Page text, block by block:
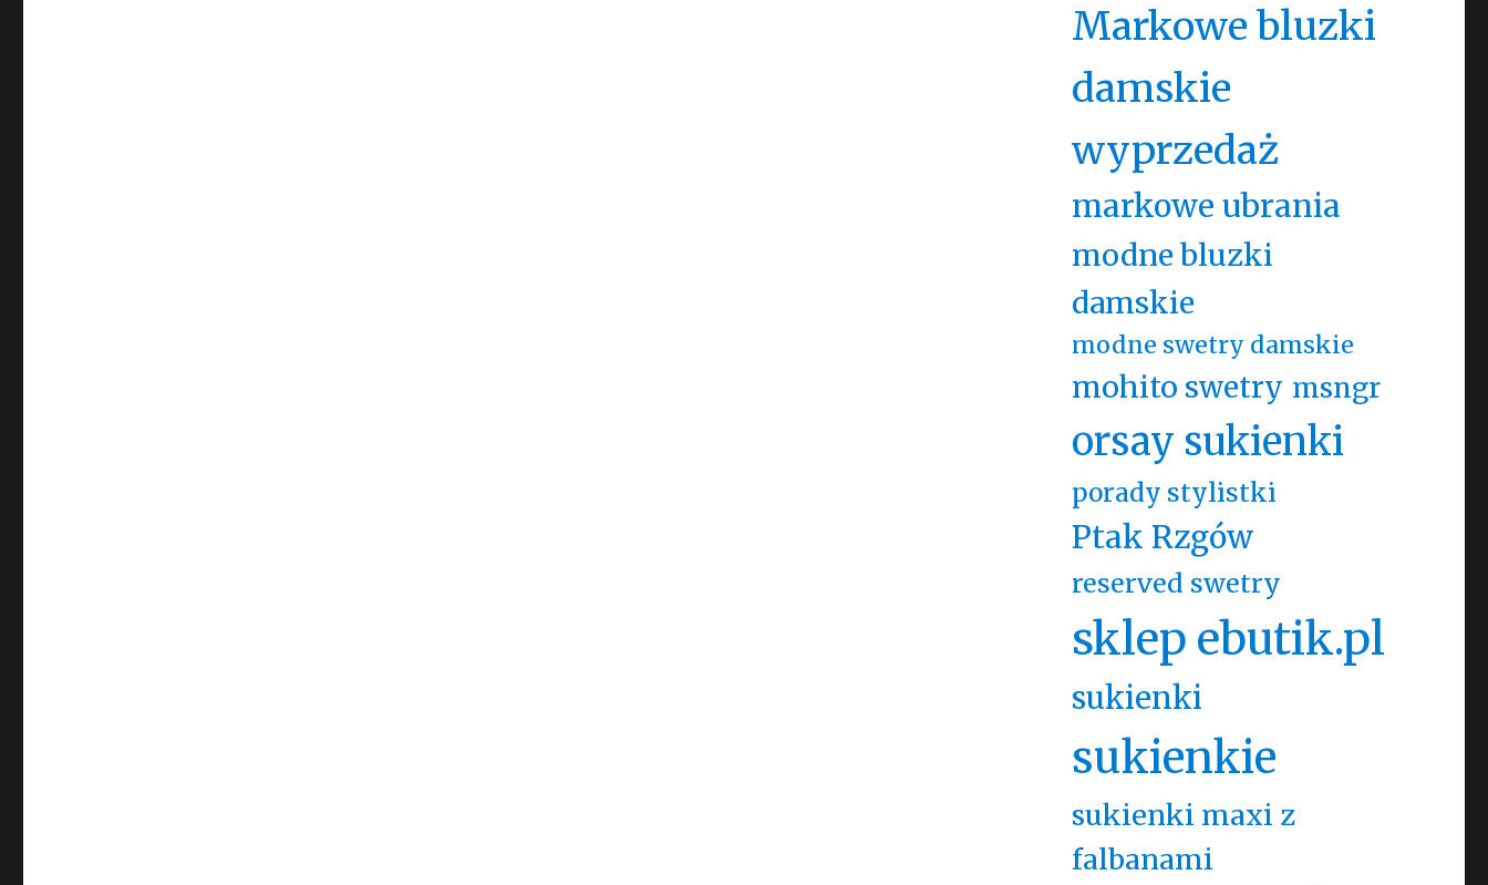
Markowe bluzki
damskie
wyprzedaż
markowe ubrania
modne bluzki
damskie
modne swetry damskie
mohito swetry msngr
orsay sukienki
porady stylistki
Ptak Rzgów
reserved swetry
sklep ebutik.pl
sukienki
sukienkie
sukienki maxi z
falbanami